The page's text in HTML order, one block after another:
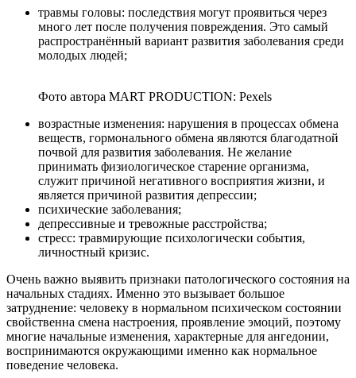
травмы головы: последствия могут проявиться через
много лет после получения повреждения. Это самый
распространённый вариант развития заболевания среди
молодых людей;
Фото автора MART PRODUCTION: Pexels
возрастные изменения: нарушения в процессах обмена
веществ, гормонального обмена являются благодатной
почвой для развития заболевания. Не желание
принимать физиологическое старение организма,
служит причиной негативного восприятия жизни, и
является причиной развития депрессии;
психические заболевания;
депрессивные и тревожные расстройства;
стресс: травмирующие психологически события,
личностный кризис.
Очень важно выявить признаки патологического состояния на
начальных стадиях. Именно это вызывает большое
затруднение: человеку в нормальном психическом состоянии
свойственна смена настроения, проявление эмоций, поэтому
многие начальные изменения, характерные для ангедонии,
воспринимаются окружающими именно как нормальное
поведение человека.